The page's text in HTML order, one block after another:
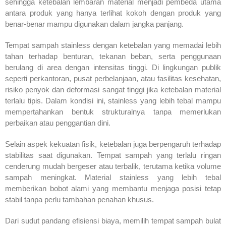
antara produk yang hanya terlihat kokoh dengan produk yang
benar-benar mampu digunakan dalam jangka panjang.
Tempat sampah stainless dengan ketebalan yang memadai lebih
tahan terhadap benturan, tekanan beban, serta penggunaan
berulang di area dengan intensitas tinggi. Di lingkungan publik
seperti perkantoran, pusat perbelanjaan, atau fasilitas kesehatan,
risiko penyok dan deformasi sangat tinggi jika ketebalan material
terlalu tipis. Dalam kondisi ini, stainless yang lebih tebal mampu
mempertahankan bentuk strukturalnya tanpa memerlukan
perbaikan atau penggantian dini.
Selain aspek kekuatan fisik, ketebalan juga berpengaruh terhadap
stabilitas saat digunakan. Tempat sampah yang terlalu ringan
cenderung mudah bergeser atau terbalik, terutama ketika volume
sampah meningkat. Material stainless yang lebih tebal
memberikan bobot alami yang membantu menjaga posisi tetap
stabil tanpa perlu tambahan penahan khusus.
Dari sudut pandang efisiensi biaya, memilih tempat sampah bulat